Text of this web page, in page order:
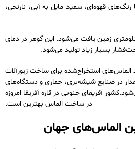
رنگ‌های قهوه‌ای، سفید مایل به آبی، نارنجی،
گوهر گران‌بها در عمق 80 کیلومتری زمین یافت می‌شود. این گوهر در دمای
بدانید که 20 درصد الماس‌های استخراج‌شده برای ساخت زیورآلات
در صنایع شیشه‌بری، حفاری و دستگاه‌های
آفریقای جنوبی در قاره آفریقا امروزه
در ساخت الماس بهترین است.
الماس‌های جهان